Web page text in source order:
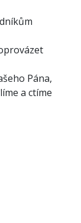
Pána,
a ctíme